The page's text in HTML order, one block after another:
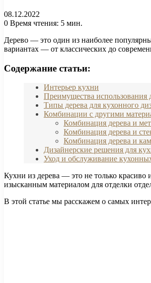
08.12.2022
0 Время чтения: 5 мин.
Дерево — это один из наиболее
вариантах — от классических до
Содержание статьи:
Интерьер кухни
Преимущества использования
Типы дерева для кухонного
Комбинации с другими
Комбинация дерева и
Комбинация дерева и
Комбинация дерева и
Дизайнерские решения для
Уход и обслуживание
Кухни из дерева — это не только красиво
изысканным материалом для отделки
В этой статье мы расскажем о самых